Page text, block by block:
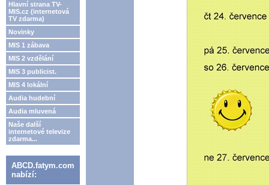
Hlavní strana TV-
MIS.cz (internetová
TV zdarma)
Novinky
MIS 1 zábava
MIS 2 vzdělání
MIS 3 publicist.
MIS 4 lokální
Audia hudební
Audia mluvená
Naše další
internetové televize
zdarma...
ABCD.fatym.com
nabízí: